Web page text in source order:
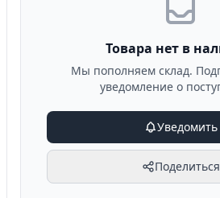
Товара нет в
Мы пополняем склад.
уведомление о
Уведомить
Поделиться